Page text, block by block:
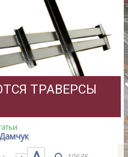
ТРАВЕРСЫ